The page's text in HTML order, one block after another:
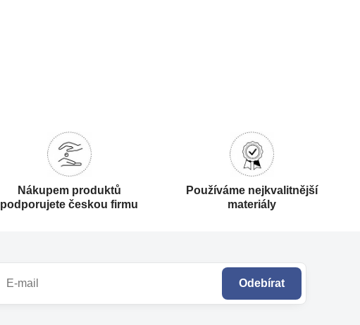
Nákupem produktů
podporujete českou firmu
Používáme nejkvalitnější
materiály
Odebírat